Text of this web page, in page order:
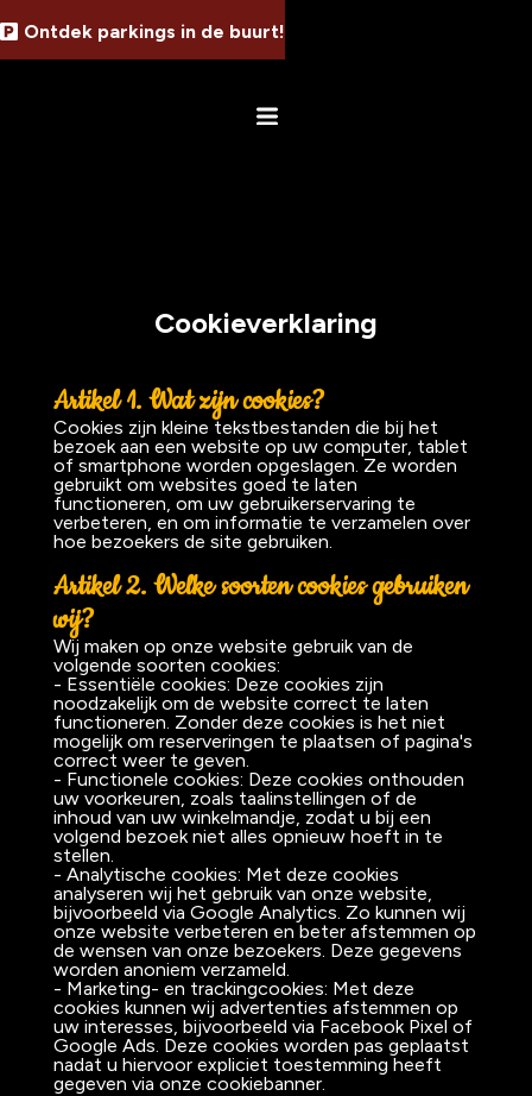
Ontdek parkings in de buurt!
Cookieverklaring
Artikel 1.Wat zijn cookies?
Cookies zijn kleine tekstbestanden die bij het
bezoek aan een website op uw computer, tablet
of smartphone worden opgeslagen. Ze worden
gebruikt om websites goed te laten
functioneren, om uw gebruikerservaring te
verbeteren, en om informatie te verzamelen over
hoe bezoekers de site gebruiken.
Artikel 2. Welke soorten cookies gebruiken
wij?
Wij maken op onze website gebruik van de
volgende soorten cookies:
- Essentiële cookies: Deze cookies zijn
noodzakelijk om de website correct te laten
functioneren. Zonder deze cookies is het niet
mogelijk om reserveringen te plaatsen of pagina's
correct weer te geven.
- Functionele cookies: Deze cookies onthouden
uw voorkeuren, zoals taalinstellingen of de
inhoud van uw winkelmandje, zodat u bij een
volgend bezoek niet alles opnieuw hoeft in te
stellen.
- Analytische cookies: Met deze cookies
analyseren wij het gebruik van onze website,
bijvoorbeeld via Google Analytics. Zo kunnen wij
onze website verbeteren en beter afstemmen op
de wensen van onze bezoekers. Deze gegevens
worden anoniem verzameld.
- Marketing- en trackingcookies: Met deze
cookies kunnen wij advertenties afstemmen op
uw interesses, bijvoorbeeld via Facebook Pixel of
Google Ads. Deze cookies worden pas geplaatst
nadat u hiervoor expliciet toestemming heeft
gegeven via onze cookiebanner.